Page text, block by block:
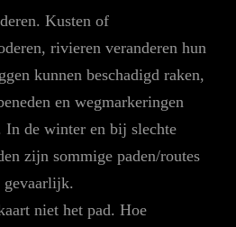
Kusten of
rivieren veranderen hun
kunnen beschadigd raken,
en wegmarkeringen
de winter en bij slechte
zijn sommige paden/routes
gevaarlijk.
niet het pad. Hoe